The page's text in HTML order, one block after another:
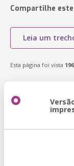
Compartilhe
Leia um
Esta página foi vista